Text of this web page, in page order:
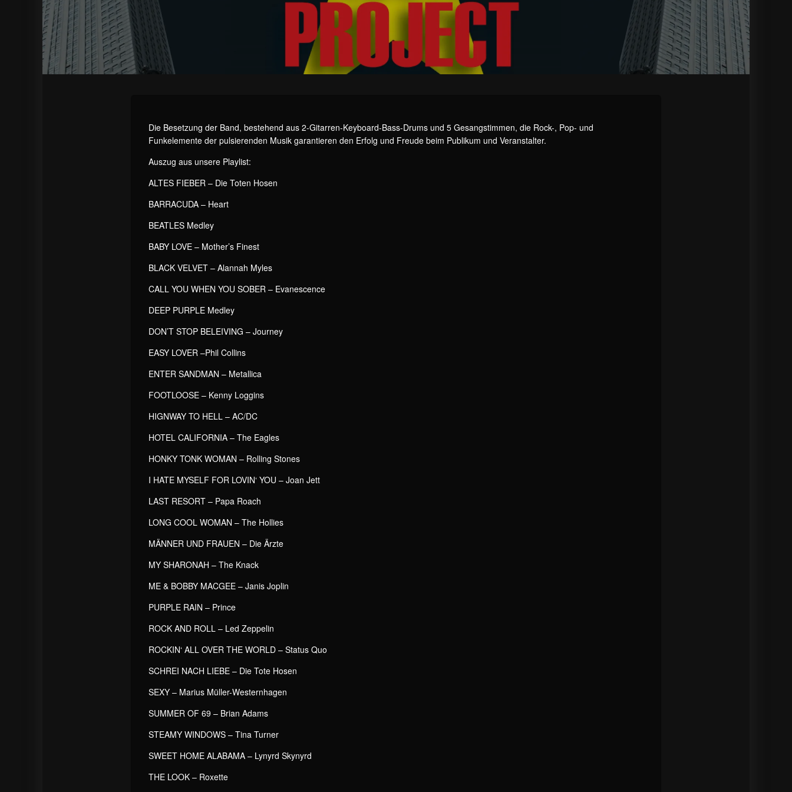
Die Besetzung der Band, bestehend aus 2-Gitarren-Keyboard-Bass-Drums und 5 Gesangstimmen, die Rock-, Pop- und
Funkelemente der pulsierenden Musik garantieren den Erfolg und Freude beim Publikum und Veranstalter.
Auszug aus unsere Playlist:
ALTES FIEBER – Die Toten Hosen
BARRACUDA – Heart
BEATLES Medley
BABY LOVE – Mother’s Finest
BLACK VELVET – Alannah Myles
CALL YOU WHEN YOU SOBER – Evanescence
DEEP PURPLE Medley
DON’T STOP BELEIVING – Journey
EASY LOVER –Phil Collins
ENTER SANDMAN – Metallica
FOOTLOOSE – Kenny Loggins
HIGNWAY TO HELL – AC/DC
HOTEL CALIFORNIA – The Eagles
HONKY TONK WOMAN – Rolling Stones
I HATE MYSELF FOR LOVIN‘ YOU – Joan Jett
LAST RESORT – Papa Roach
LONG COOL WOMAN – The Hollies
MÄNNER UND FRAUEN – Die Ärzte
MY SHARONAH – The Knack
ME & BOBBY MACGEE – Janis Joplin
PURPLE RAIN – Prince
ROCK AND ROLL – Led Zeppelin
ROCKIN‘ ALL OVER THE WORLD – Status Quo
SCHREI NACH LIEBE – Die Tote Hosen
SEXY – Marius Müller-Westernhagen
SUMMER OF 69 – Brian Adams
STEAMY WINDOWS – Tina Turner
SWEET HOME ALABAMA – Lynyrd Skynyrd
THE LOOK – Roxette